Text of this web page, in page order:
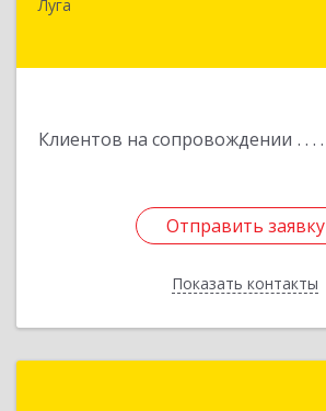
Луга
Клиентов на сопровождении
Отправить заявку
Показать контакты
Отправить заявку
Назад